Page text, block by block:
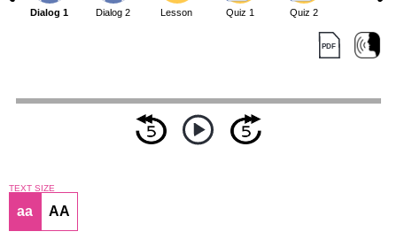
Dialog 1 Dialog 2 Lesson Quiz 1 Quiz 2
TEXT SIZE
aa AA